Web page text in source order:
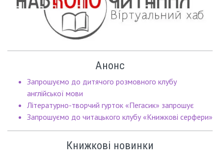
Анонс
Запрошуємо до дитячого розмовного клубу
англійської мови
Літературно-творчий гурток «Пегасик» запрошує
Запрошуємо до читацького клубу «Книжкові серфери»
Книжкові новинки